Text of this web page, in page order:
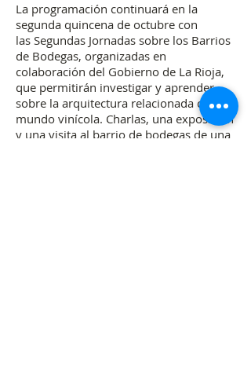
La programación continuará en la
segunda quincena de octubre con
las Segundas Jornadas sobre los Barrios
de Bodegas, organizadas en
colaboración del Gobierno de La Rioja,
que permitirán investigar y aprender
sobre la arquitectura relacionada con el
mundo vinícola. Charlas, una exposición
y una visita al barrio de bodegas de una